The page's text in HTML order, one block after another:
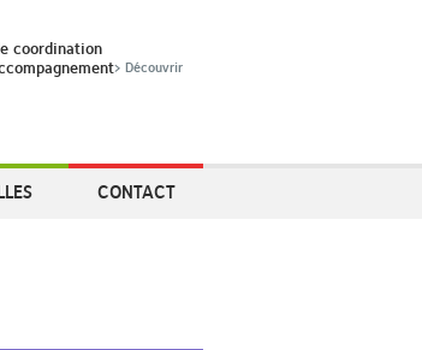
coordination
> Découvrir
CONTACT